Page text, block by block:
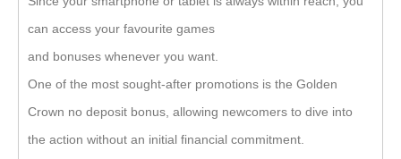
can access your favourite games
and bonuses whenever you want.
One of the most sought-after promotions is the Golden
Crown no deposit bonus, allowing newcomers to dive into
the action without an initial financial commitment.